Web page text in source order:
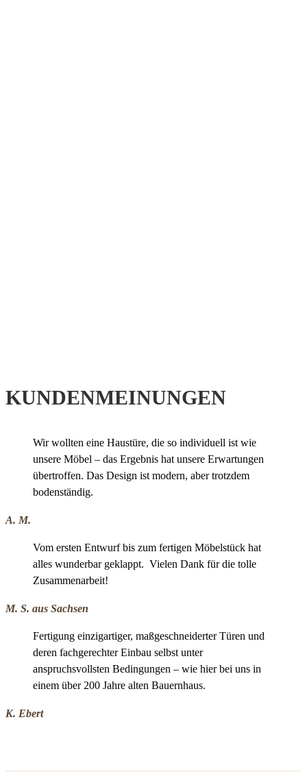
KUNDENMEINUNGEN
Wir wollten eine Haustüre, die so individuell ist wie
unsere Möbel – das Ergebnis hat unsere Erwartungen
übertroffen. Das Design ist modern, aber trotzdem
bodenständig.
A. M.
Vom ersten Entwurf bis zum fertigen Möbelstück hat
alles wunderbar geklappt. Vielen Dank für die tolle
Zusammenarbeit!
M. S. aus Sachsen
Fertigung einzigartiger, maßgeschneiderter Türen und
deren fachgerechter Einbau selbst unter
anspruchsvollsten Bedingungen – wie hier bei uns in
einem über 200 Jahre alten Bauernhaus.
K. Ebert